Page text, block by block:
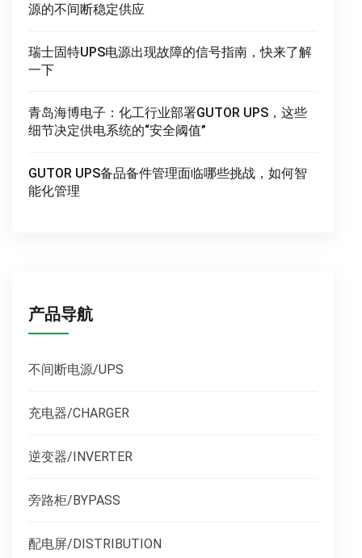
源的不间断稳定供应
瑞士固特UPS电源出现故障的信号指南，快来了解
一下
青岛海博电子：化工行业部署GUTOR UPS，这些
细节决定供电系统的“安全阈值”
GUTOR UPS备品备件管理面临哪些挑战，如何智
能化管理
产品导航
不间断电源/UPS
充电器/CHARGER
逆变器/INVERTER
旁路柜/BYPASS
配电屏/DISTRIBUTION